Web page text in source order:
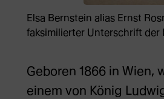
Elsa Bernstein alias Ernst
faksimilierter Unterschrift
Geboren 1866 in Wien,
einem von König